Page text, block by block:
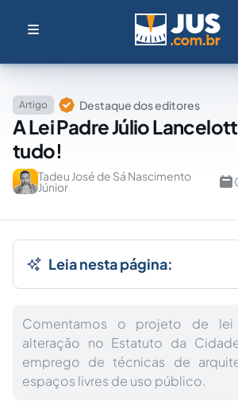
Artigo Destaque dos editores
A Lei Padre Júlio
tudo!
Tadeu José de Sá Nascimento
Júnior
Leia nesta página:
Comentamos o projeto de lei
alteração no Estatuto da
emprego de técnicas de
espaços livres de uso público.